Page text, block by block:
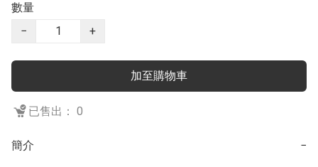
數量
−
+
加至購物車
已售出： 0
簡介 −